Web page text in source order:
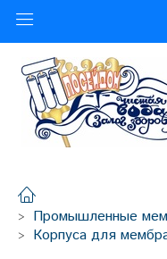
Промышленные
Корпуса для